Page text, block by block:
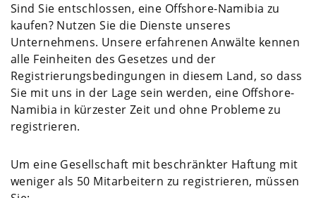
Sind Sie entschlossen, eine Offshore-Namibia zu
kaufen? Nutzen Sie die Dienste unseres
Unternehmens. Unsere erfahrenen Anwälte kennen
alle Feinheiten des Gesetzes und der
Registrierungsbedingungen in diesem Land, so dass
Sie mit uns in der Lage sein werden, eine Offshore-
Namibia in kürzester Zeit und ohne Probleme zu
registrieren.
Um eine Gesellschaft mit beschränkter Haftung mit
weniger als 50 Mitarbeitern zu registrieren, müssen